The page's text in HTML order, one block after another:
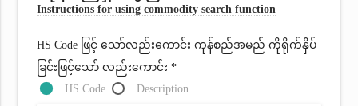
Instructions for using commodity search function
HS Code ဖြင့် သော်လည်းကောင်း ကုန်စည်အမည် ကိုရိုက်နှိပ်
ခြင်းဖြင့်သော် လည်းကောင်း *
HS Code
Description